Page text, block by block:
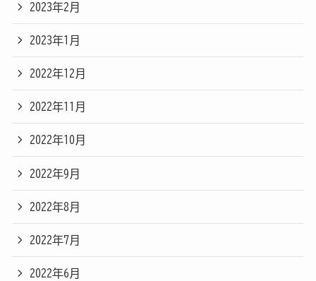
2023年2月
2023年1月
2022年12月
2022年11月
2022年10月
2022年9月
2022年8月
2022年7月
2022年6月